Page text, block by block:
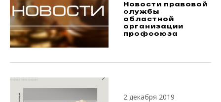
Новости правовой
службы
областной
организации
профсоюза
2 декабря 2019